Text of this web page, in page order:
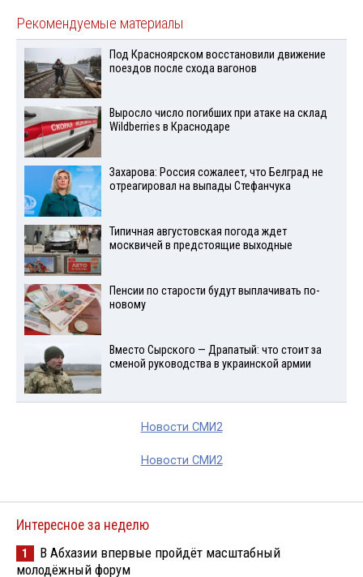
Рекомендуемые материалы
Под Красноярском восстановили движение
поездов после схода вагонов
Выросло число погибших при атаке на склад
Wildberries в Краснодаре
Захарова: Россия сожалеет, что Белград не
отреагировал на выпады Стефанчука
Типичная августовская погода ждет
москвичей в предстоящие выходные
Пенсии по старости будут выплачивать по-
новому
Вместо Сырского — Драпатый: что стоит за
сменой руководства в украинской армии
Новости СМИ2
Новости СМИ2
Интересное за неделю
1
В Абхазии впервые пройдёт масштабный
молодёжный форум